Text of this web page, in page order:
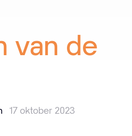
van de
17 oktober 2023